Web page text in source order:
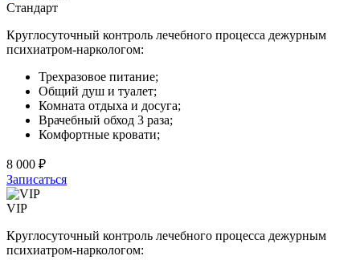
Стандарт
Круглосуточный контроль лечебного процесса дежурным
психиатром-наркологом:
Трехразовое питание;
Общий душ и туалет;
Комната отдыха и досуга;
Врачебный обход 3 раза;
Комфортные кровати;
8 000 ₽
Записаться
VIP
Круглосуточный контроль лечебного процесса дежурным
психиатром-наркологом: